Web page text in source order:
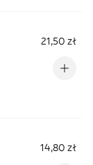
21,50 zł
14,80 zł